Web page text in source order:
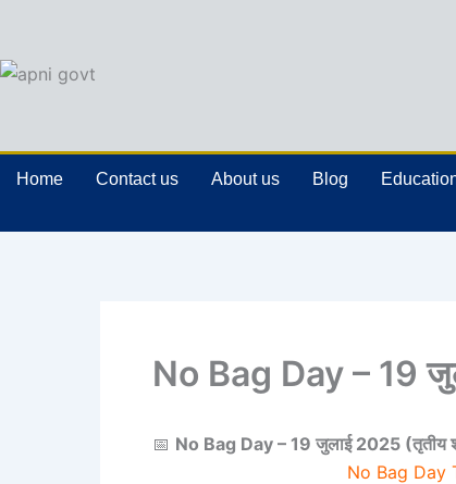
content
Home Contact us About us Blog
No Bag Day – 19
📅 No Bag Day – 19 जुलाई 2025 (तृतीय
No Bag Day